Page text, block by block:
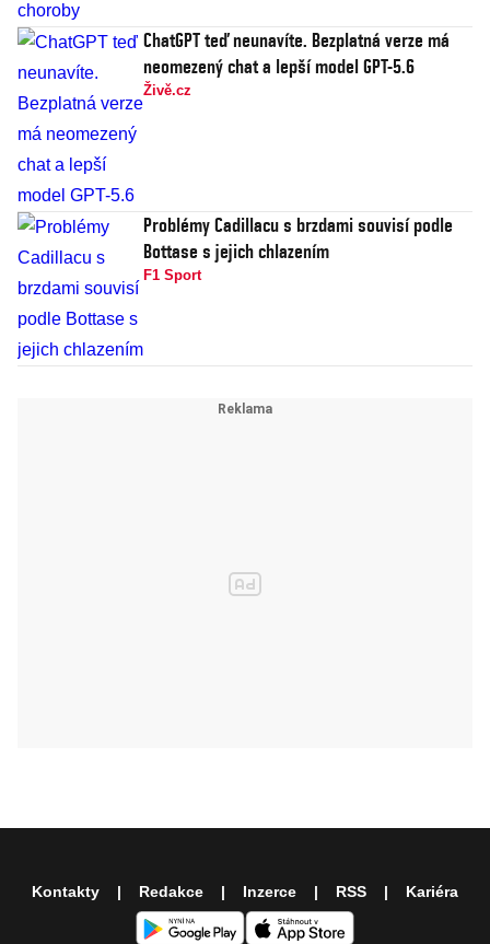
ChatGPT teď neunavíte. Bezplatná verze má
neomezený chat a lepší model GPT-5.6
Živě.cz
Problémy Cadillacu s brzdami souvisí podle
Bottase s jejich chlazením
F1 Sport
Kontakty Redakce Inzerce RSS Kariéra